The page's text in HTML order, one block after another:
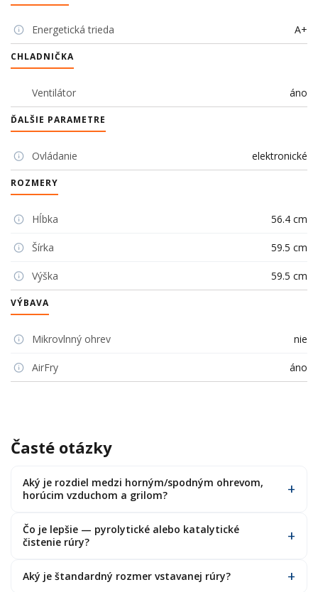
Energetická trieda A+
CHLADNIČKA
Ventilátor áno
ĎALŠIE PARAMETRE
Ovládanie elektronické
ROZMERY
Hĺbka 56.4 cm
Šírka 59.5 cm
Výška 59.5 cm
VÝBAVA
Mikrovlnný ohrev nie
AirFry áno
Časté otázky
Aký je rozdiel medzi horným/spodným ohrevom,
horúcim vzduchom a grilom?
Čo je lepšie — pyrolytické alebo katalytické
čistenie rúry?
Aký je štandardný rozmer vstavanej rúry?